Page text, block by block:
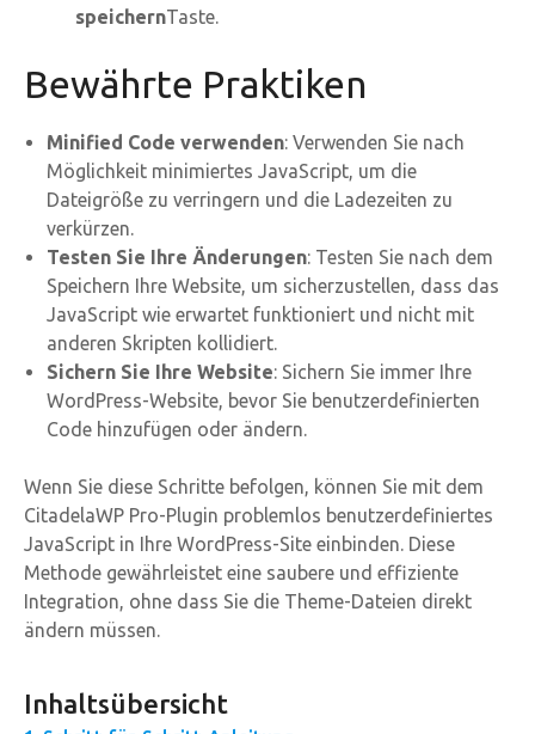
speichernTaste.
Bewährte Praktiken
Minified Code verwenden: Verwenden Sie nach
Möglichkeit minimiertes JavaScript, um die
Dateigröße zu verringern und die Ladezeiten zu
verkürzen.
Testen Sie Ihre Änderungen: Testen Sie nach dem
Speichern Ihre Website, um sicherzustellen, dass das
JavaScript wie erwartet funktioniert und nicht mit
anderen Skripten kollidiert.
Sichern Sie Ihre Website: Sichern Sie immer Ihre
WordPress-Website, bevor Sie benutzerdefinierten
Code hinzufügen oder ändern.
Wenn Sie diese Schritte befolgen, können Sie mit dem
CitadelaWP Pro-Plugin problemlos benutzerdefiniertes
JavaScript in Ihre WordPress-Site einbinden. Diese
Methode gewährleistet eine saubere und effiziente
Integration, ohne dass Sie die Theme-Dateien direkt
ändern müssen.
Inhaltsübersicht